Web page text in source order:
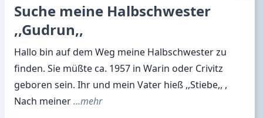
Suche meine Halbschwester
,,Gudrun,,
Hallo bin auf dem Weg meine Halbschwester zu
finden. Sie müßte ca. 1957 in Warin oder Crivitz
geboren sein. Ihr und mein Vater hieß ,,Stiebe,, ,
Nach meiner…mehr